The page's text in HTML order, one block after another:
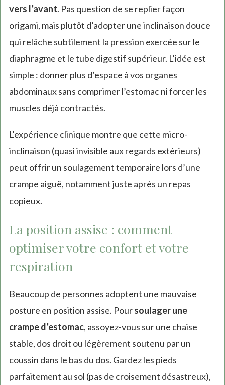
vers l’avant. Pas question de se replier façon
origami, mais plutôt d’adopter une inclinaison douce
qui relâche subtilement la pression exercée sur le
diaphragme et le tube digestif supérieur. L’idée est
simple : donner plus d’espace à vos organes
abdominaux sans comprimer l’estomac ni forcer les
muscles déjà contractés.
L'expérience clinique montre que cette micro-
inclinaison (quasi invisible aux regards extérieurs)
peut offrir un soulagement temporaire lors d’une
crampe aiguë, notamment juste après un repas
copieux.
La position assise : comment
optimiser votre confort et votre
respiration
Beaucoup de personnes adoptent une mauvaise
posture en position assise. Poursoulager une
crampe d’estomac, assoyez-vous sur une chaise
stable, dos droit ou légèrement soutenu par un
coussin dans le bas du dos. Gardez les pieds
parfaitement au sol (pas de croisement désastreux),